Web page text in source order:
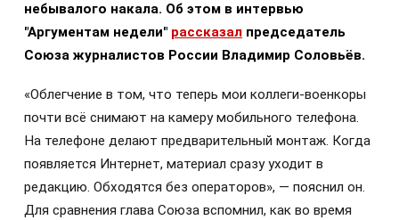
небывалого накала. Об этом в интервью
"Аргументам недели" рассказал председатель
Союза журналистов России Владимир Соловьёв.
«Облегчение в том, что теперь мои коллеги-военкоры
почти всё снимают на камеру мобильного телефона.
На телефоне делают предварительный монтаж. Когда
появляется Интернет, материал сразу уходит в
редакцию. Обходятся без операторов», — пояснил он.
Для сравнения глава Союза вспомнил, как во время